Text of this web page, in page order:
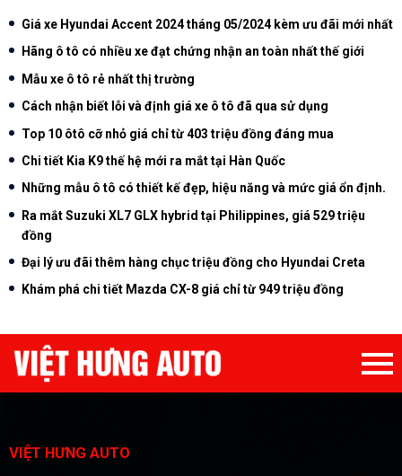
Giá xe Hyundai Accent 2024 tháng 05/2024 kèm ưu đãi mới nhất
Hãng ô tô có nhiều xe đạt chứng nhận an toàn nhất thế giới
Mẫu xe ô tô rẻ nhất thị trường
Cách nhận biết lỗi và định giá xe ô tô đã qua sử dụng
Top 10 ôtô cỡ nhỏ giá chỉ từ 403 triệu đồng đáng mua
Chi tiết Kia K9 thế hệ mới ra mắt tại Hàn Quốc
Những mẫu ô tô có thiết kế đẹp, hiệu năng và mức giá ổn định.
Ra mắt Suzuki XL7 GLX hybrid tại Philippines, giá 529 triệu
đồng
Đại lý ưu đãi thêm hàng chục triệu đồng cho Hyundai Creta
Khám phá chi tiết Mazda CX-8 giá chỉ từ 949 triệu đồng
VIỆT HƯNG AUTO